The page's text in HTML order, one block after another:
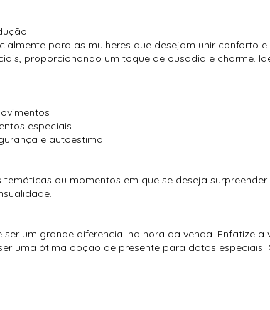
para as mulheres que desejam unir conforto
proporcionando um toque de ousadia e charme.
especiais
e autoestima
ou momentos em que se deseja
um grande diferencial na hora da venda. Enfatize
uma ótima opção de presente para datas